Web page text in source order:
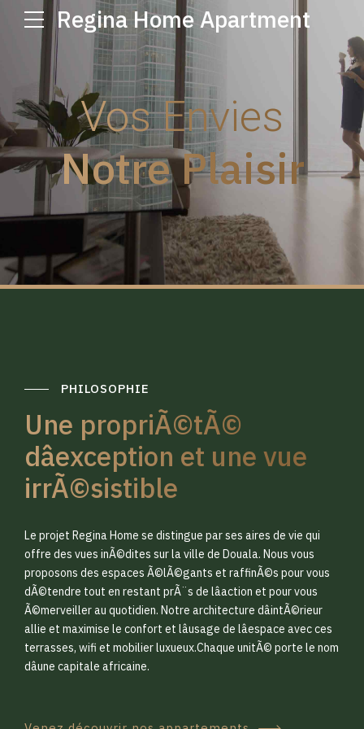
Regina Home Apartment
Vos Envies
Notre Plaisir
PHILOSOPHIE
Une propriÃ©tÃ©
dâexception et une vue
irrÃ©sistible
Le projet Regina Home se distingue par ses aires de vie qui
offre des vues inÃ©dites sur la ville de Douala. Nous vous
proposons des espaces Ã©lÃ©gants et raffinÃ©s pour vous
dÃ©tendre tout en restant prÃ¨s de lâaction et pour vous
Ã©merveiller au quotidien. Notre architecture dâintÃ©rieur
allie et maximise le confort et lâusage de lâespace avec ces
terrasses, wifi et mobilier luxueux.Chaque unitÃ© porte le nom
dâune capitale africaine.
0
1
2
3
0
1
2
3